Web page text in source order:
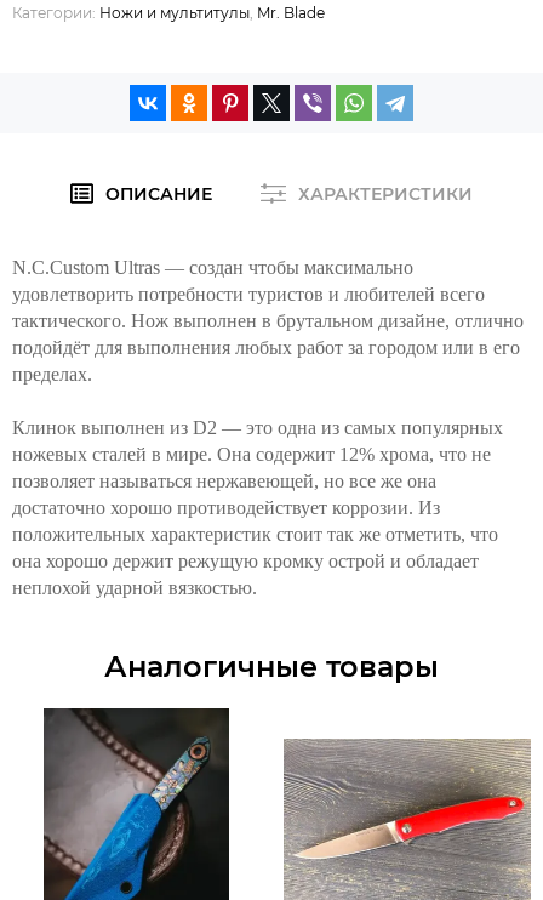
Категории: Ножи и мультитулы Mr. Blade
ОПИСАНИЕ ХАРАКТЕРИСТИКИ
N.C.Custom Ultras — создан чтобы максимально
удовлетворить потребности туристов и любителей всего
тактического. Нож выполнен в брутальном дизайне, отлично
подойдёт для выполнения любых работ за городом или в его
пределах.
Клинок выполнен из D2 — это одна из самых популярных
ножевых сталей в мире. Она содержит 12% хрома, что не
позволяет называться нержавеющей, но все же она
достаточно хорошо противодействует коррозии. Из
положительных характеристик стоит так же отметить, что
она хорошо держит режущую кромку острой и обладает
неплохой ударной вязкостью.
Аналогичные товары